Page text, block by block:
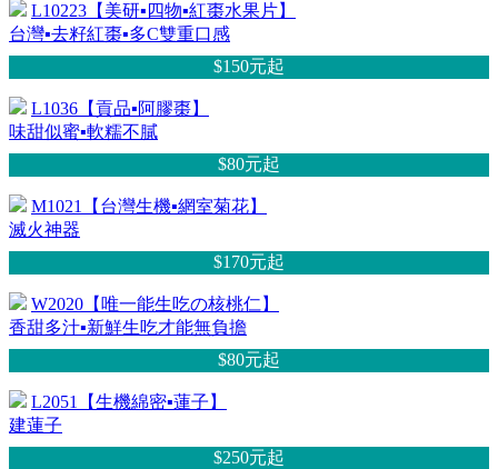
L10223【美研▪四物▪紅棗水果片】
台灣▪去籽紅棗▪多C雙重口感
$150元起
L1036【貢品▪阿膠棗】
味甜似蜜▪軟糯不膩
$80元起
M1021【台灣生機▪網室菊花】
滅火神器
$170元起
W2020【唯一能生吃の核桃仁】
香甜多汁▪新鮮生吃才能無負擔
$80元起
L2051【生機綿密▪蓮子】
建蓮子
$250元起